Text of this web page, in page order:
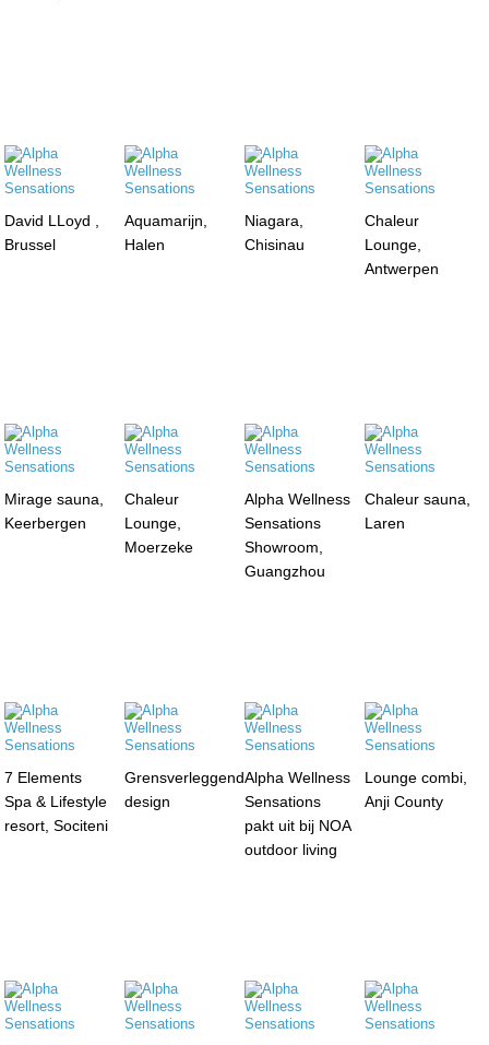
David LLoyd ,
Brussel
Aquamarijn,
Halen
Niagara,
Chisinau
Chaleur
Lounge,
Antwerpen
Mirage sauna,
Keerbergen
Chaleur
Lounge,
Moerzeke
Alpha Wellness
Sensations
Showroom,
Guangzhou
Chaleur sauna,
Laren
7 Elements
Spa & Lifestyle
resort, Sociteni
Grensverleggend
design
Alpha Wellness
Sensations
pakt uit bij NOA
outdoor living
Lounge combi,
Anji County